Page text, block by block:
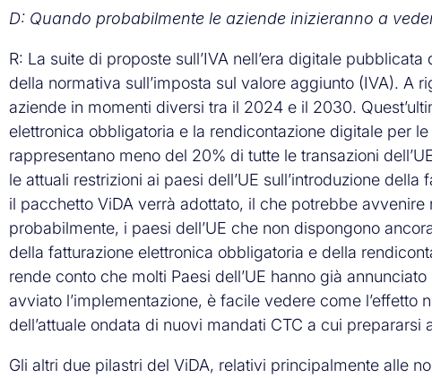
D: Quando probabilmente le aziende inizieranno a
R: La suite di proposte sull’IVA nell’era digitale
della normativa sull’imposta sul valore aggiunto (IVA). A
aziende in momenti diversi tra il 2024 e il 2030.
elettronica obbligatoria e la rendicontazione digitale per
rappresentano meno del 20% di tutte le transazioni
le attuali restrizioni ai paesi dell’UE sull’introduzione
il pacchetto ViDA verrà adottato, il che potrebbe
probabilmente, i paesi dell’UE che non dispongono
della fatturazione elettronica obbligatoria e della
rende conto che molti Paesi dell’UE hanno già
avviato l’implementazione, è facile vedere come l’effetto
dell’attuale ondata di nuovi mandati CTC a cui prepararsi
Gli altri due pilastri del ViDA, relativi principalmente alle